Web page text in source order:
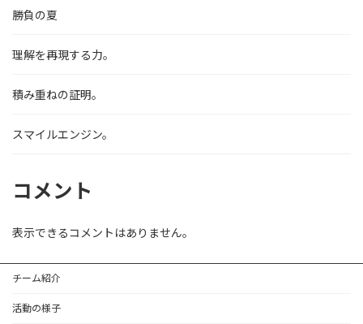
勝負の夏
理解を再現する力。
積み重ねの証明。
スマイルエンジン。
コメント
表示できるコメントはありません。
チーム紹介
活動の様子